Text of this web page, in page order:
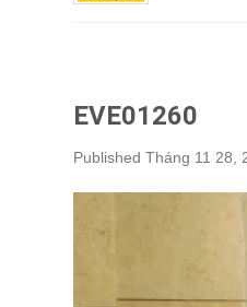
EVE01260
Published Tháng 11 28,